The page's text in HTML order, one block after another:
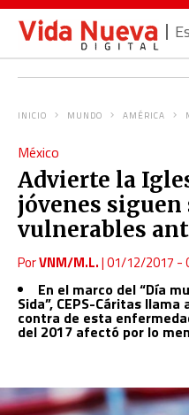
INICIO MUNDO AMÉRICA
México
Advierte la
jóvenes siguen
vulnerables
PorVNM/M.L.|01/12/2017 -
En el marco del “Día
Sida”, CEPS-Cáritas
contra de esta
del 2017 afectó por lo